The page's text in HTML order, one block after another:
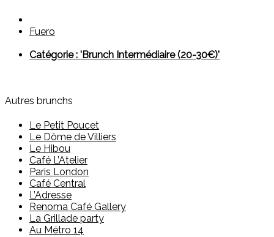
Fuero
Catégorie : 'Brunch Intermédiaire (20-30€)'
Autres brunchs
Le Petit Poucet
Le Dôme de Villiers
Le Hibou
Café L’Atelier
Paris London
Café Central
L’Adresse
Renoma Café Gallery
La Grillade party
Au Métro 14